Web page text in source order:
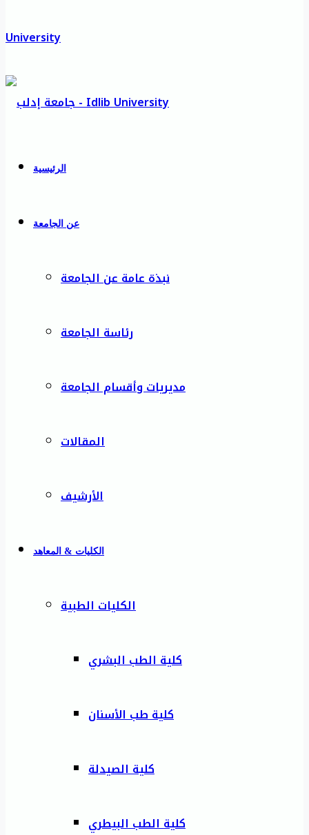
الرئيسية
عن الجامعة
نبذة عامة عن الجامعة
رئاسة الجامعة
مديريات وأقسام الجامعة
المقالات
الأرشيف
الكليات & المعاهد
الكليات الطبية
كلية الطب البشري
كلية طب الأسنان
كلية الصيدلة
كلية الطب البيطري